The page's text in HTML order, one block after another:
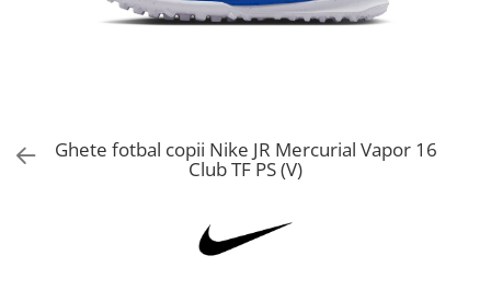
Bluze fotbal copii
Sorturi fotbal femei
Ghete fotbal copii Nike JR Mercurial Vapor 16
Club TF PS (V)